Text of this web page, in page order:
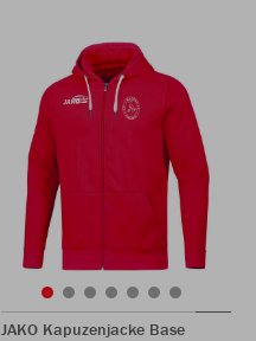
JAKO Kapuzenjacke Base